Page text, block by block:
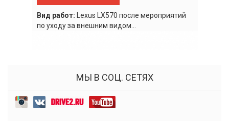
Вид работ: Lexus LХ570 после мероприятий
по уходу за внешним видом...
МЫ В СОЦ. СЕТЯХ